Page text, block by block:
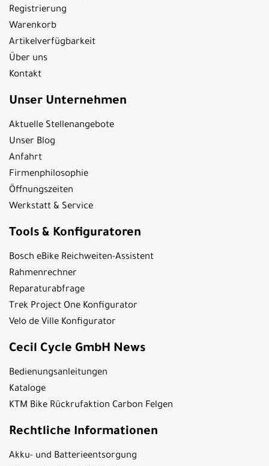
Registrierung
Warenkorb
Artikelverfügbarkeit
Über uns
Kontakt
Unser Unternehmen
Aktuelle Stellenangebote
Unser Blog
Anfahrt
Firmenphilosophie
Öffnungszeiten
Werkstatt & Service
Tools & Konfiguratoren
Bosch eBike Reichweiten-Assistent
Rahmenrechner
Reparaturabfrage
Trek Project One Konfigurator
Velo de Ville Konfigurator
Cecil Cycle GmbH News
Bedienungsanleitungen
Kataloge
KTM Bike Rückrufaktion Carbon Felgen
Rechtliche Informationen
Akku- und Batterieentsorgung